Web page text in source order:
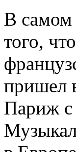
В самом
того,
пришел
Париж с